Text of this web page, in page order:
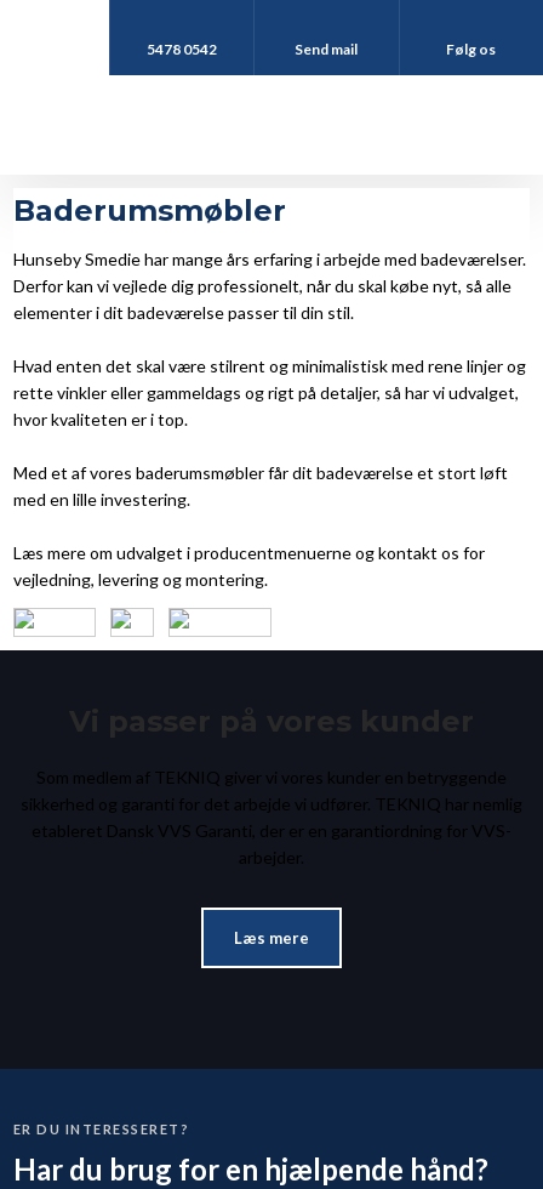
5478 0542 Send mail Følg os
Baderumsmøbler
Hunseby Smedie har mange års erfaring i arbejde med badeværelser.
Derfor kan vi vejlede dig professionelt, når du skal købe nyt, så alle
elementer i dit badeværelse passer til din stil.
Hvad enten det skal være stilrent og minimalistisk med rene linjer og
rette vinkler eller gammeldags og rigt på detaljer, så har vi udvalget,
hvor kvaliteten er i top.
Med et af vores baderumsmøbler får dit badeværelse et stort løft
med en lille investering.
Læs mere om udvalget i producentmenuerne og kontakt os for
vejledning, levering og montering.
Som medlem af TEKNIQ giver vi vores kunder en betryggende
sikkerhed og garanti for det arbejde vi udfører. TEKNIQ har nemlig
etableret Dansk VVS Garanti, der er en garantiordning for VVS-
arbejder.​
Læs mere
ER DU INTERESSERET?
Har du brug for en hjælpende hånd?